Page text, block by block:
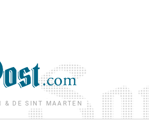
& DE SINT MAARTEN